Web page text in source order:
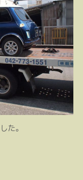
た。